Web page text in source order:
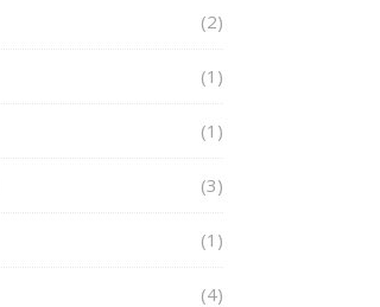
(2)
(1)
(1)
(3)
(1)
(4)